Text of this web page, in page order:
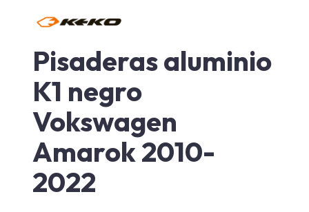
Pisaderas aluminio
K1 negro
Vokswagen
Amarok 2010-
2022